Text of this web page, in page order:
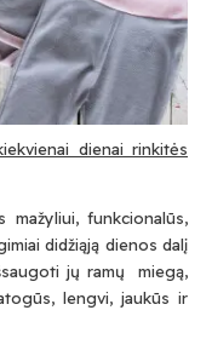
dienai rinkitės
mažyliui, funkcionalūs,
didžiąją dienos dalį
jų ramų miegą,
lengvi, jaukūs ir